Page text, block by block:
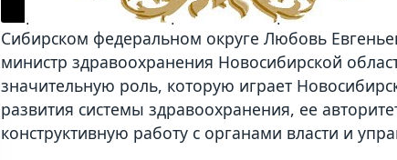
С приветствием к собравшимся обратились
Сибирском федеральном округе Любовь
министр здравоохранения Новосибирской
значительную роль, которую играет
развития системы здравоохранения, ее
конструктивную работу с органами власти и